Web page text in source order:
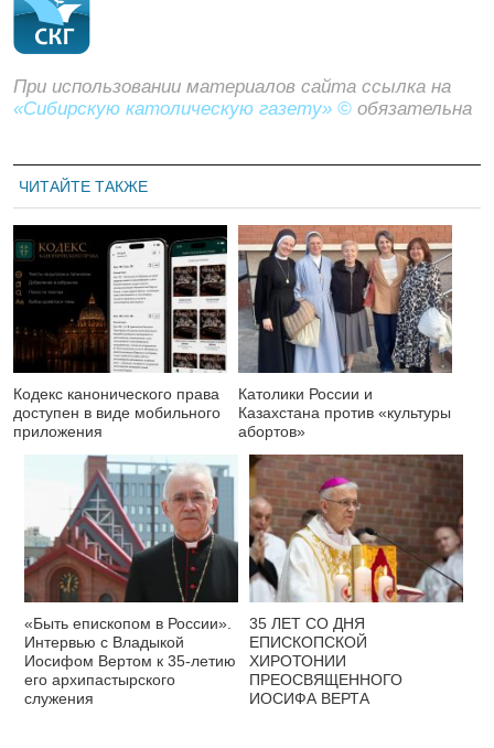
При использовании материалов сайта ссылка на
«Сибирскую католическую газету» © обязательна
ЧИТАЙТЕ ТАКЖЕ
Кодекс канонического права
доступен в виде мобильного
приложения
Католики России и
Казахстана против «культуры
абортов»
«Быть епископом в России».
Интервью с Владыкой
Иосифом Вертом к 35-летию
его архипастырского
служения
35 ЛЕТ СО ДНЯ
ЕПИСКОПСКОЙ
ХИРОТОНИИ
ПРЕОСВЯЩЕННОГО
ИОСИФА ВЕРТА